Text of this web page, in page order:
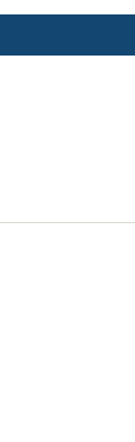
עמוד הבית>דיונים